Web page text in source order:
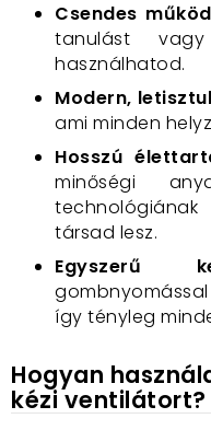
Csendes
tanulást
használhatod.
Modern,
ami minden
Hosszú
minőségi
társad lesz.
Egyszerű
így tényleg
Hogyan
kézi ventilátort?